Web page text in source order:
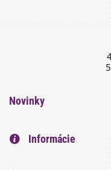
Novinky
Informácie